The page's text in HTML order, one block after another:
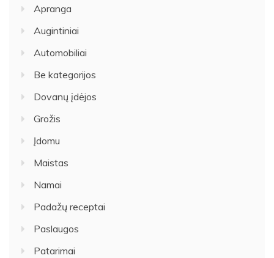
Apranga
Augintiniai
Automobiliai
Be kategorijos
Dovanų įdėjos
Grožis
Įdomu
Maistas
Namai
Padažų receptai
Paslaugos
Patarimai